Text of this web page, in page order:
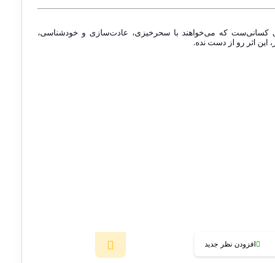
کسانی‌ست که می‌خواهند با سحرخیزی، عادت‌سازی و خودشناسی،
این اثر رو از دست نده.
افزودن نظر جدید